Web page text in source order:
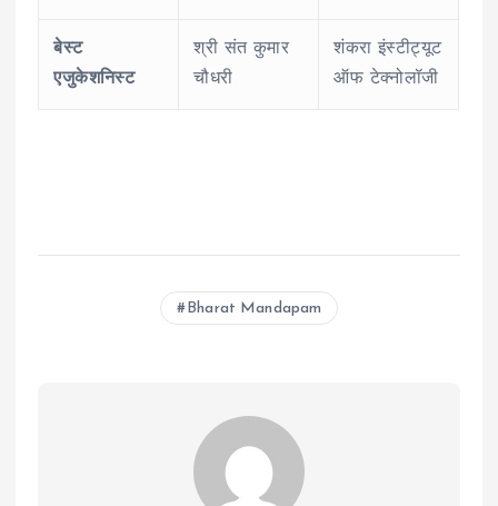
बेस्ट
एजुकेशनिस्ट
श्री संत कुमार
चौधरी
शंकरा इंस्टीट्यूट
ऑफ टेक्नोलॉजी
Bharat Mandapam